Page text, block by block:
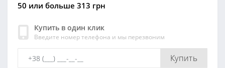
50 или больше 313 грн
Купить в один клик
Введите номер телефона и мы перезвоним
Купить